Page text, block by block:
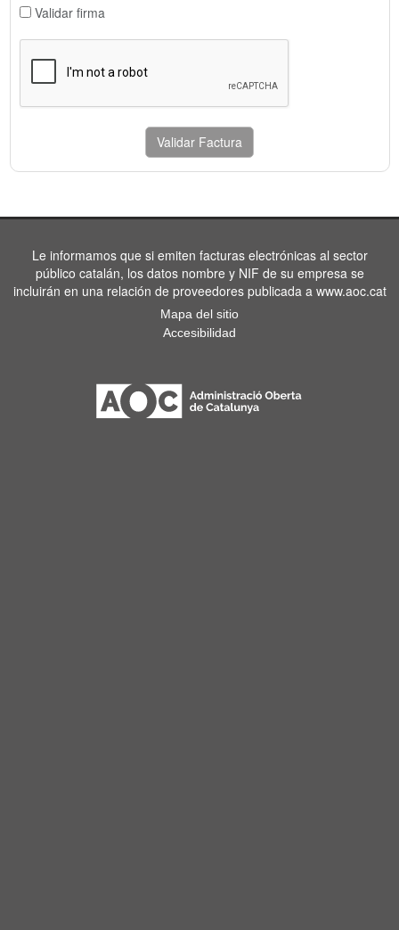
Validar firma
Validar Factura
Le informamos que si emiten facturas electrónicas al sector
público catalán, los datos nombre y NIF de su empresa se
incluirán en una relación de proveedores publicada a www.aoc.cat
Mapa del sitio
Accesibilidad